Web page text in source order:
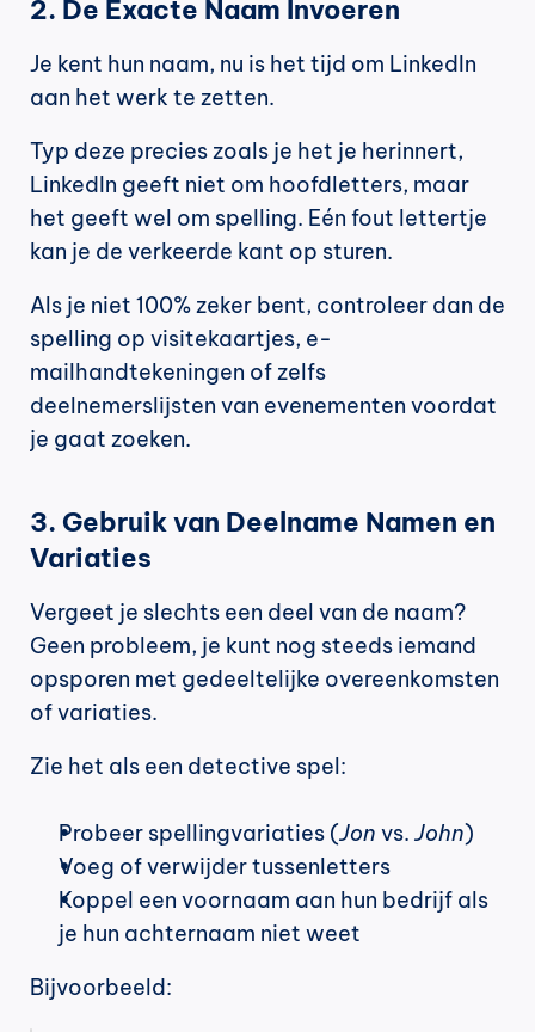
2. De Exacte Naam Invoeren
Je kent hun naam, nu is het tijd om LinkedIn
aan het werk te zetten.
Typ deze precies zoals je het je herinnert,
LinkedIn geeft niet om hoofdletters, maar
het geeft wel om spelling. Eén fout lettertje
kan je de verkeerde kant op sturen.
Als je niet 100% zeker bent, controleer dan de
spelling op visitekaartjes, e-
mailhandtekeningen of zelfs
deelnemerslijsten van evenementen voordat
je gaat zoeken.
3. Gebruik van Deelname Namen en
Variaties
Vergeet je slechts een deel van de naam?
Geen probleem, je kunt nog steeds iemand
opsporen met gedeeltelijke overeenkomsten
of variaties.
Zie het als een detective spel:
Probeer spellingvariaties (Jon vs. John)
Voeg of verwijder tussenletters
Koppel een voornaam aan hun bedrijf als
je hun achternaam niet weet
Bijvoorbeeld: